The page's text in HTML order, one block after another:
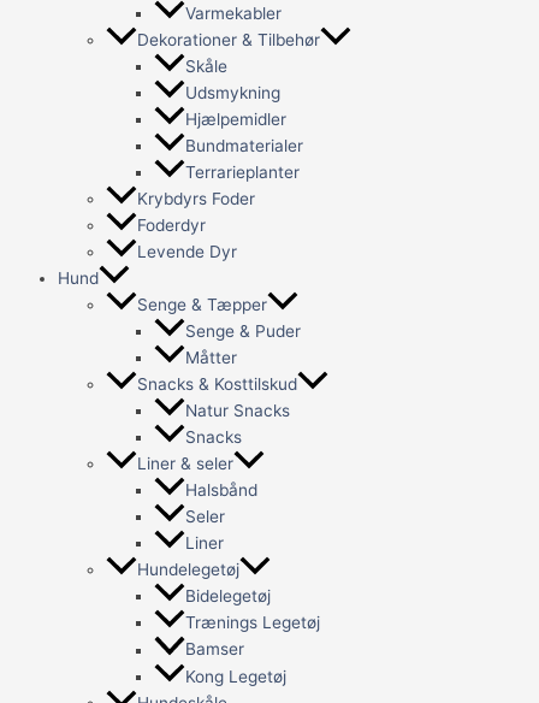
Varmekabler
Dekorationer & Tilbehør
Skåle
Udsmykning
Hjælpemidler
Bundmaterialer
Terrarieplanter
Krybdyrs Foder
Foderdyr
Levende Dyr
Hund
Senge & Tæpper
Senge & Puder
Måtter
Snacks & Kosttilskud
Natur Snacks
Snacks
Liner & seler
Halsbånd
Seler
Liner
Hundelegetøj
Bidelegetøj
Trænings Legetøj
Bamser
Kong Legetøj